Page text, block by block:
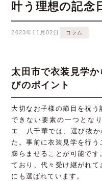
叶う理想の記念
2023年11月02日 コラム
太田市で衣装見学
びのポイント
大切なお子様の節目を祝
できない要素の一つとな
エ 八千華では、選び抜か
た。事前に衣装見学を行
膨らませることが可能で
ており、代々受け継がれ
にも選ばれています。